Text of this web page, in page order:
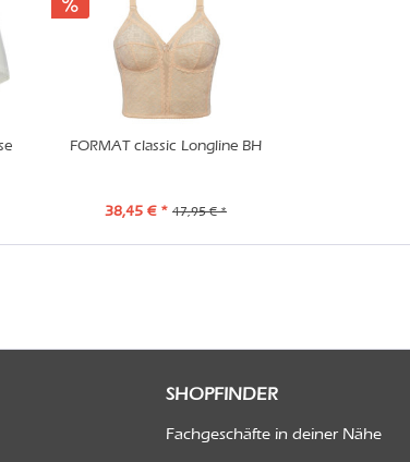
FORMAT classic Longline BH
38,45 € * 47,95 € *
SHOPFINDER
Fachgeschäfte in deiner Nähe